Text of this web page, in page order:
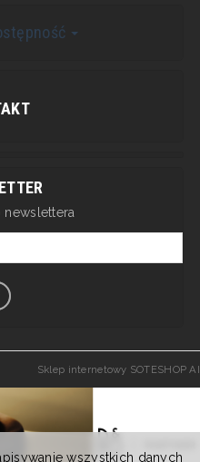
Sklep internetowy SOTESHOP AI
wszystkich danych